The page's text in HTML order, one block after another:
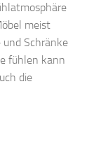
meist
und Schränke
fühlen kann
die